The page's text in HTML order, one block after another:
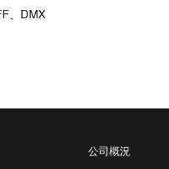
、DMX
公司概況